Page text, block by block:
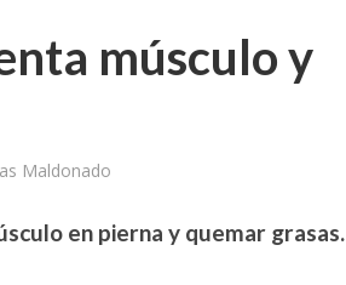
músculo y
Maldonado
en pierna y quemar grasas.